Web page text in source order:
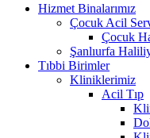
Hizmet Binalarımız
Çocuk Acil
Çocuk
Şanlıurfa
Tıbbi Birimler
Kliniklerimiz
Acil Tıp